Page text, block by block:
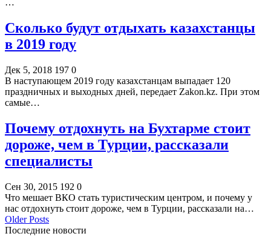
…
Сколько будут отдыхать казахстанцы
в 2019 году
Дек 5, 2018 197 0
В наступающем 2019 году казахстанцам выпадает 120
праздничных и выходных дней, передает Zakon.kz. При этом
самые…
Почему отдохнуть на Бухтарме стоит
дороже, чем в Турции, рассказали
специалисты
Сен 30, 2015 192 0
Что мешает ВКО стать туристическим центром, и почему у
нас отдохнуть стоит дороже, чем в Турции, рассказали на…
Older Posts
Последние новости